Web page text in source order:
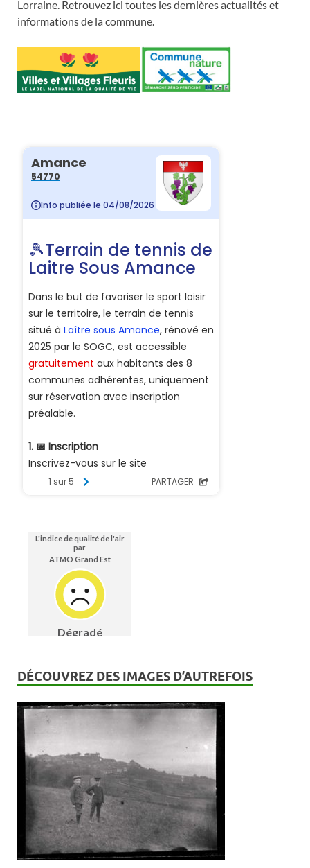
Lorraine. Retrouvez ici toutes les dernières actualités et
informations de la commune.
DÉCOUVREZ DES IMAGES D’AUTREFOIS